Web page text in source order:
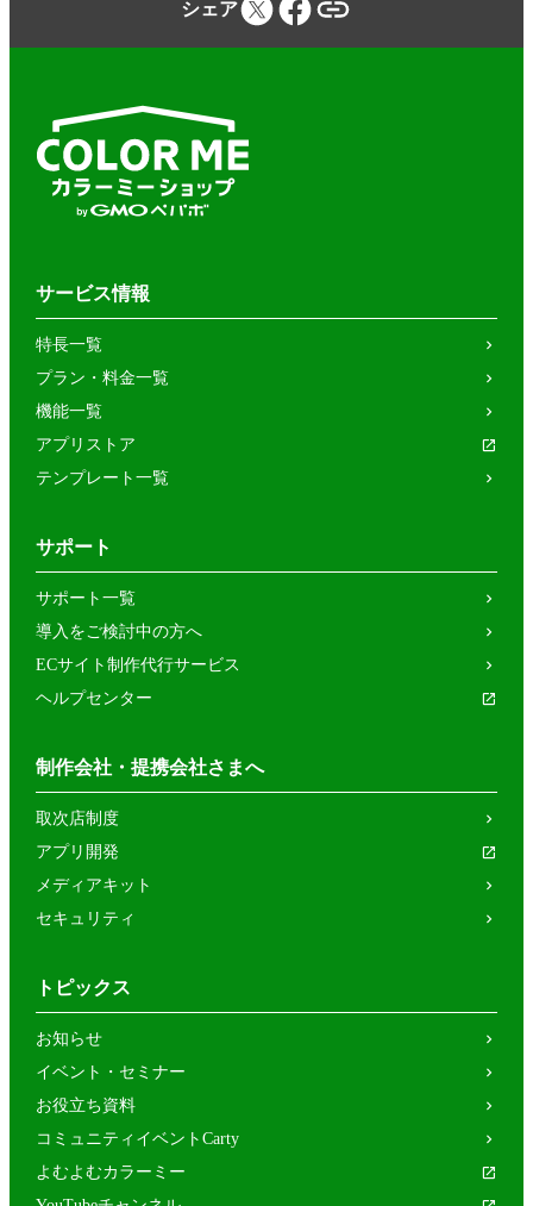
シェア
サービス情報
特長一覧
プラン・料金一覧
機能一覧
アプリストア
テンプレート一覧
サポート
サポート一覧
導入をご検討中の方へ
ECサイト制作代行サービス
ヘルプセンター
制作会社・提携会社さまへ
取次店制度
アプリ開発
メディアキット
セキュリティ
トピックス
お知らせ
イベント・セミナー
お役立ち資料
コミュニティイベントCarty
よむよむカラーミー